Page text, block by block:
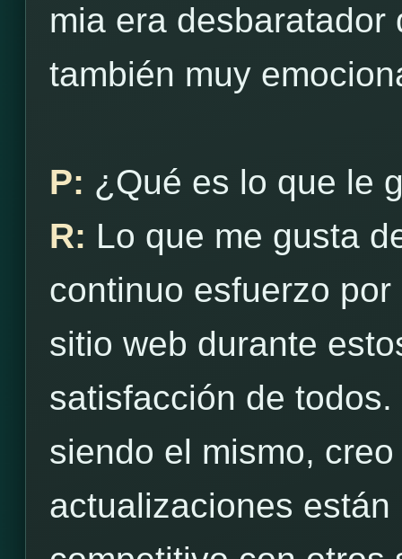
mia era
también muy
P: ¿Qué es lo que le
R: Lo que me gusta
continuo esfuerzo
sitio web durante
satisfacción de
siendo el mismo,
actualizaciones